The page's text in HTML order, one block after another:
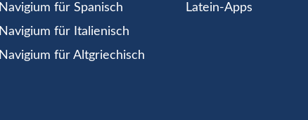
Navigium für Spanisch
Navigium für Italienisch
Navigium für Altgriechisch
Latein-Apps